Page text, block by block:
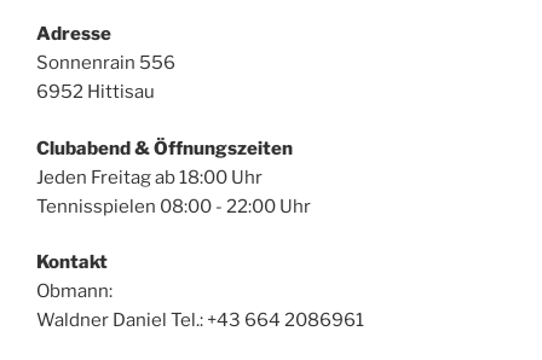
Adresse
Sonnenrain 556
6952 Hittisau
Clubabend & Öffnungszeiten
Jeden Freitag ab 18:00 Uhr
Tennisspielen 08:00 - 22:00 Uhr
Kontakt
Obmann:
Waldner Daniel Tel.: +43 664 2086961